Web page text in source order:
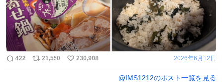
422 21,550 230,908 2026年6月12日
@IMS1212のポスト一覧を見る